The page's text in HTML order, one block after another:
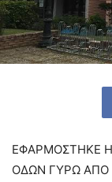
ΕΦΑΡΜΟΣΤΗΚΕ
ΟΔΩΝ ΓΥΡΩ ΑΠΟ